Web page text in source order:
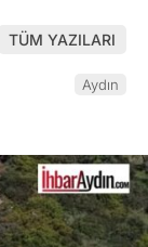
TÜM YAZILARI
Aydın